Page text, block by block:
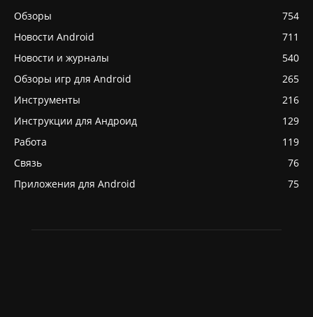
Обзоры
754
Новости Android
711
Новости и журналы
540
Обзоры игр для Android
265
Инструменты
216
Инструкции для Андроид
129
Работа
119
Связь
76
Приложения для Android
75